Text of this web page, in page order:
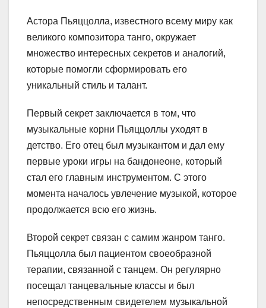
Астора Пьяццолла, известного всему миру как
великого композитора танго, окружает
множество интересных секретов и аналогий,
которые помогли сформировать его
уникальный стиль и талант.
Первый секрет заключается в том, что
музыкальные корни Пьяццоллы уходят в
детство. Его отец был музыкантом и дал ему
первые уроки игры на бандонеоне, который
стал его главным инструментом. С этого
момента началось увлечение музыкой, которое
продолжается всю его жизнь.
Второй секрет связан с самим жанром танго.
Пьяццолла был пациентом своеобразной
терапии, связанной с танцем. Он регулярно
посещал танцевальные классы и был
непосредственным свидетелем музыкальной